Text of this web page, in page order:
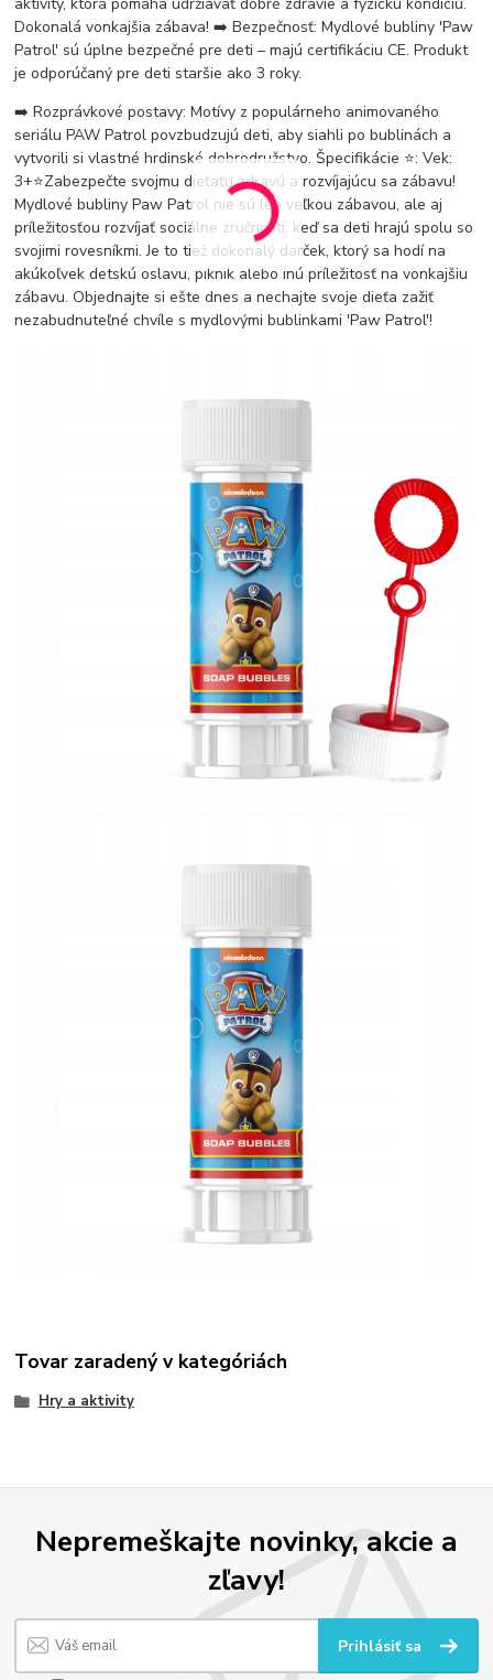
aktivity, ktorá pomáha udržiavať dobré zdravie a fyzickú kondíciu.
Dokonalá vonkajšia zábava! ➡️ Bezpečnosť: Mydlové bubliny 'Paw
Patrol' sú úplne bezpečné pre deti – majú certifikáciu CE. Produkt
je odporúčaný pre deti staršie ako 3 roky.
➡️ Rozprávkové postavy: Motívy z populárneho animovaného
seriálu PAW Patrol povzbudzujú deti, aby siahli po bublinách a
vytvorili si vlastné hrdinské dobrodružstvo. Špecifikácie ⭐️: Vek:
3+⭐️Zabezpečte svojmu dieťaťu zdravú a rozvíjajúcu sa zábavu!
Mydlové bubliny Paw Patrol nie sú len veľkou zábavou, ale aj
príležitosťou rozvíjať sociálne zručnosti, keď sa deti hrajú spolu so
svojimi rovesníkmi. Je to tiež dokonalý darček, ktorý sa hodí na
akúkoľvek detskú oslavu, piknik alebo inú príležitosť na vonkajšiu
zábavu. Objednajte si ešte dnes a nechajte svoje dieťa zažiť
nezabudnuteľné chvíle s mydlovými bublinkami 'Paw Patrol'!
Tovar zaradený v kategóriách
Hry a aktivity
Nepremeškajte novinky, akcie a
zľavy!
Prihlásiť sa